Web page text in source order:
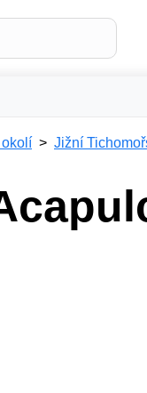
okolí Jižní